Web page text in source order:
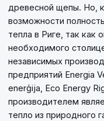
древесной щепы. Но,
возможности
тепла в Риге, так как
необходимого
независимых
предприятий Energia
enerģija, Eco Energy
производителем
тепло из природного